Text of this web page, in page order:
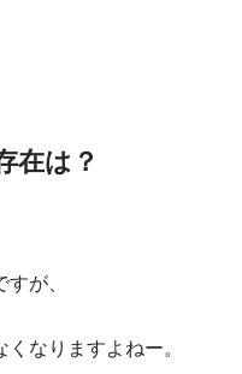
在は？
が、
なりますよねー。